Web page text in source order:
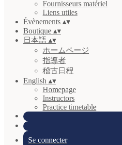
Fournisseurs matériel
Liens utiles
Évènements ▴▾
Boutique ▴▾
日本語 ▴▾
ホームページ
指導者
稽古日程
English ▴▾
Homepage
Instructors
Practice timetable
Se connecter